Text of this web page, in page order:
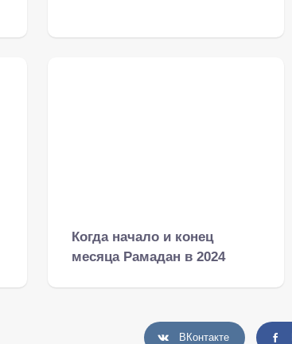
Когда начало и конец
месяца Рамадан в 2024
ВКонтакте